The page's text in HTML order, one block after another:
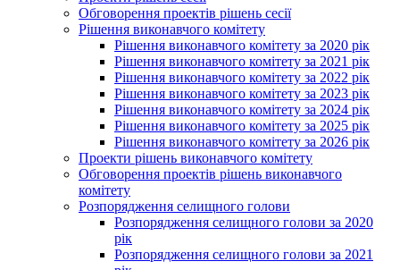
Обговорення проектів рішень сесії
Рішення виконавчого комітету
Рішення виконавчого комітету за 2020 рік
Рішення виконавчого комітету за 2021 рік
Рішення виконавчого комітету за 2022 рік
Рішення виконавчого комітету за 2023 рік
Рішення виконавчого комітету за 2024 рік
Рішення виконавчого комітету за 2025 рік
Рішення виконавчого комітету за 2026 рік
Проекти рішень виконавчого комітету
Обговорення проектів рішень виконавчого
комітету
Розпорядження селищного голови
Розпорядження селищного голови за 2020
рік
Розпорядження селищного голови за 2021